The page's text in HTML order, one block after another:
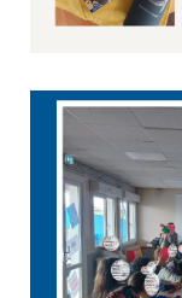
Semaine de
de
Dans le cadre
à l’autisme, le
poursuit ses
territoire. Après
des collégiens